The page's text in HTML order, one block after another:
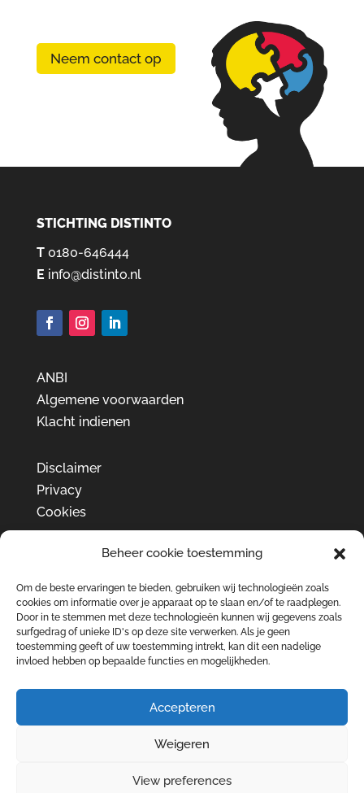
Beheer cookie toestemming
Om de beste ervaringen te bieden, gebruiken wij technologieën zoals
cookies om informatie over je apparaat op te slaan en/of te raadplegen.
Door in te stemmen met deze technologieën kunnen wij gegevens zoals
surfgedrag of unieke ID's op deze site verwerken. Als je geen
toestemming geeft of uw toestemming intrekt, kan dit een nadelige
invloed hebben op bepaalde functies en mogelijkheden.
Accepteren
Weigeren
View preferences
Neem contact op
STICHTING DISTINTO
T0180-646444
E info@distinto.nl
ANBI
Algemene voorwaarden
Klacht indienen
Disclaimer
Privacy
Cookies